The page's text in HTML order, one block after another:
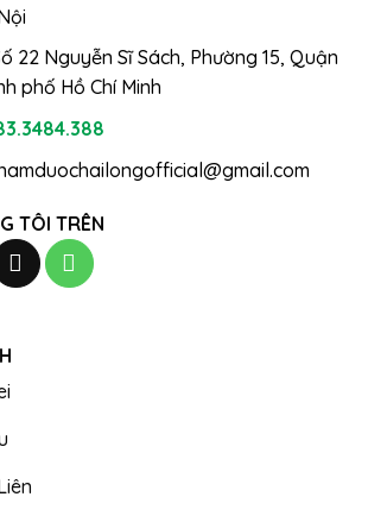
22 Nguyễn Sĩ Sách, Phường 15, Quận
phố Hồ Chí Minh
TÔI TRÊN